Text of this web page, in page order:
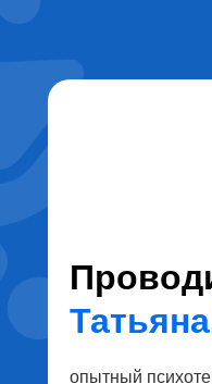
опытный